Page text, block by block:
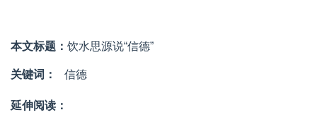
本文标题： 饮水思源说“信德”
关键词： 信德
延伸阅读：